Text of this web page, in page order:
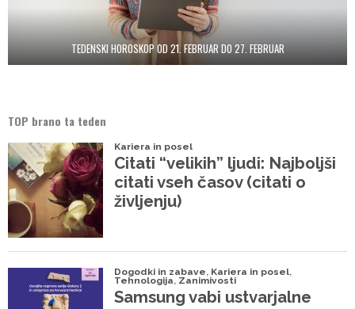
TEDENSKI HOROSKOP OD 21. FEBRUAR DO 27. FEBRUAR
TOP brano ta teden